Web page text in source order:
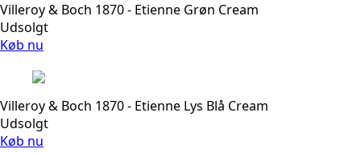
Villeroy & Boch 1870 - Etienne Grøn Cream
Udsolgt
Køb nu
Villeroy & Boch 1870 - Etienne Lys Blå Cream
Udsolgt
Køb nu